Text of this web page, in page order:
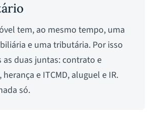
tem, ao mesmo tempo, uma
e uma tributária. Por isso
duas juntas: contrato e
e ITCMD, aluguel e IR.
só.